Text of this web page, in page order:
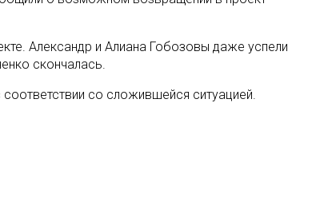
Александр и Алиана Гобозовы даже успели
скончалась.
со сложившейся ситуацией.